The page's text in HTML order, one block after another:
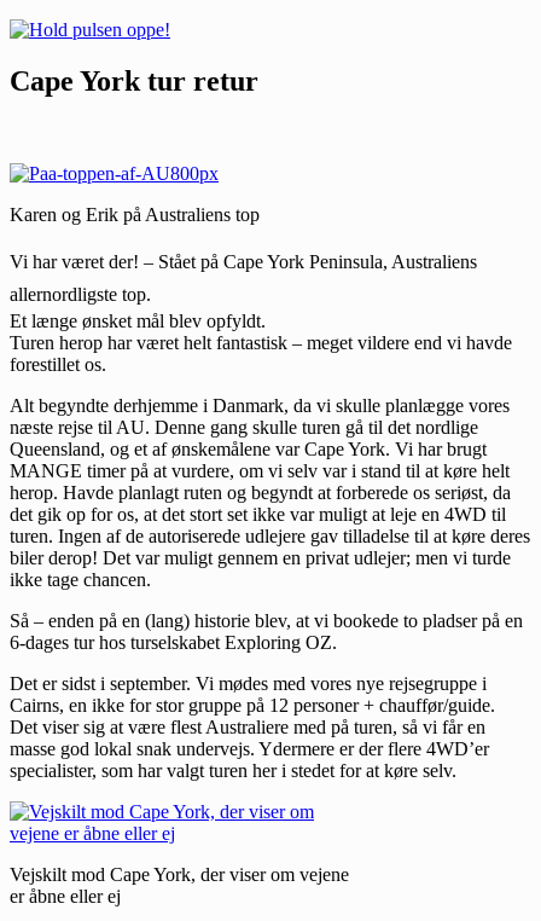
Cape York tur retur
Karen og Erik på Australiens top
Vi har været der! – Stået på Cape York Peninsula, Australiens
allernordligste top.
Et længe ønsket mål blev opfyldt.
Turen herop har været helt fantastisk – meget vildere end vi havde
forestillet os.
Alt begyndte derhjemme i Danmark, da vi skulle planlægge vores
næste rejse til AU. Denne gang skulle turen gå til det nordlige
Queensland, og et af ønskemålene var Cape York. Vi har brugt
MANGE timer på at vurdere, om vi selv var i stand til at køre helt
herop. Havde planlagt ruten og begyndt at forberede os seriøst, da
det gik op for os, at det stort set ikke var muligt at leje en 4WD til
turen. Ingen af de autoriserede udlejere gav tilladelse til at køre deres
biler derop! Det var muligt gennem en privat udlejer; men vi turde
ikke tage chancen.
Så – enden på en (lang) historie blev, at vi bookede to pladser på en
6-dages tur hos turselskabet Exploring OZ.
Det er sidst i september. Vi mødes med vores nye rejsegruppe i
Cairns, en ikke for stor gruppe på 12 personer + chauffør/guide.
Det viser sig at være flest Australiere med på turen, så vi får en
masse god lokal snak undervejs. Ydermere er der flere 4WD’er
specialister, som har valgt turen her i stedet for at køre selv.
Vejskilt mod Cape York, der viser om vejene
er åbne eller ej